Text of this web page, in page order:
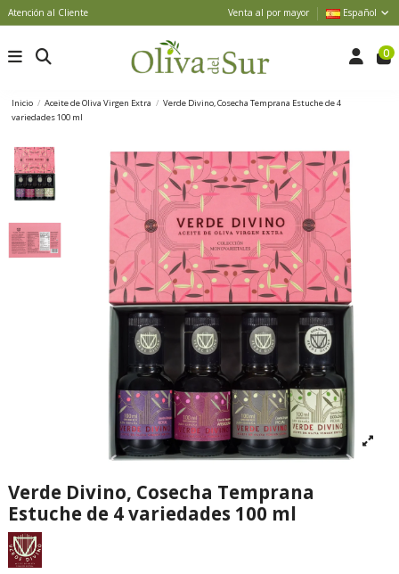
Atención al Cliente Venta al por mayor Español
0
Inicio Aceite de Oliva Virgen Extra
Verde Divino, Cosecha Temprana Estuche de 4
variedades 100 ml
Verde Divino, Cosecha Temprana
Estuche de 4 variedades 100 ml